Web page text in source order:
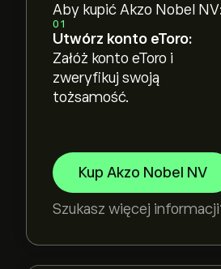
Aby kupić Akzo Nobel NV:
01
Utwórz konto eToro:
Załóż konto eToro i
zweryfikuj swoją
tożsamość.
Kup Akzo Nobel NV
Szukasz więcej